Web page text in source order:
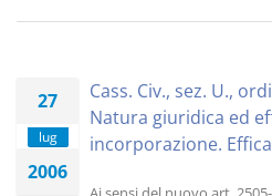
27
lug
2006
Cass. Civ., sez. U.,
Natura giuridica ed
incorporazione.